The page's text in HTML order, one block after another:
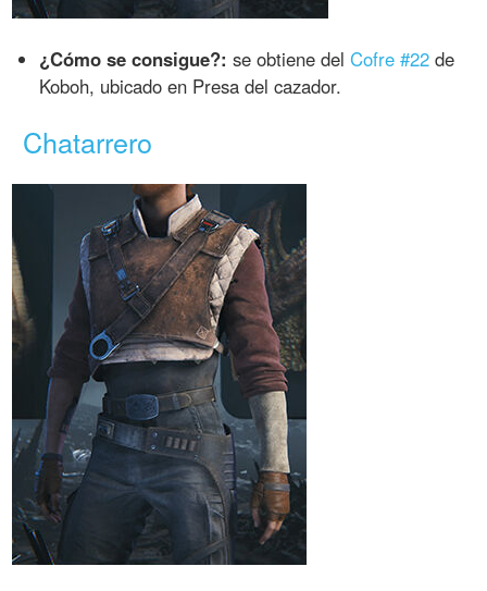
¿Cómo se consigue?: se obtiene delCofre #22 de
Koboh, ubicado en Presa del cazador.
Chatarrero